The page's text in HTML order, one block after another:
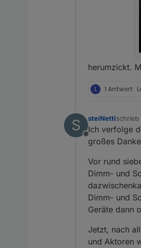
herumzickt.
L 1 Antwort
S
Offline
steiNettischrieb
zuletzt
Ich verfolge
großes
Vor rund
Dimm- und
Dimm- und
Geräte dann
Jetzt, nach
und Aktoren